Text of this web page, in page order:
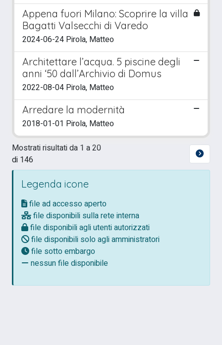
Appena fuori Milano: Scoprire la villa
Bagatti Valsecchi di Varedo
2024-06-24 Pirola, Matteo
Architettare l’acqua. 5 piscine degli
anni ‘50 dall’Archivio di Domus
2022-08-04 Pirola, Matteo
Arredare la modernità
2018-01-01 Pirola, Matteo
Mostrati risultati da 1 a 20
di 146
Legenda icone
file ad accesso aperto
file disponibili sulla rete interna
file disponibili agli utenti autorizzati
file disponibili solo agli amministratori
file sotto embargo
nessun file disponibile